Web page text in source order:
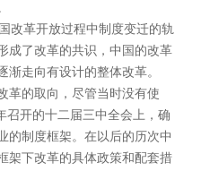
改革开放过程中制度变迁的轨
成了改革的共识，中国的改革
渐走向有设计的整体改革。
革的取向，尽管当时没有使
召开的十二届三中全会上，确
的制度框架。在以后的历次中
架下改革的具体政策和配套措